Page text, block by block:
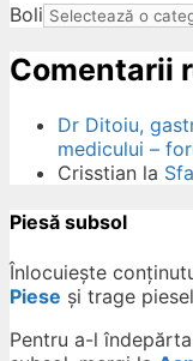
Boli
Comentarii
Dr Ditoiu,
medicului –
Crisstian la
Piesă subsol
Înlocuiește
Piese și trage
Pentru a-l